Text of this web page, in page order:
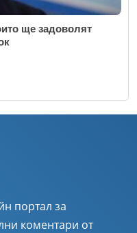
ще задоволят
портал за
коментари от